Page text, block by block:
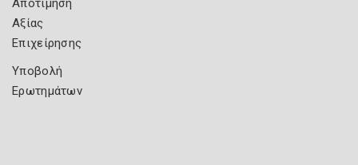
Αποτίμηση
Αξίας
Επιχείρησης
Υποβολή
Ερωτημάτων